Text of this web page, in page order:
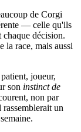
de Corgi
— celle qu'ils
décision.
la race, mais aussi
joueur,
son instinct de
non par
un